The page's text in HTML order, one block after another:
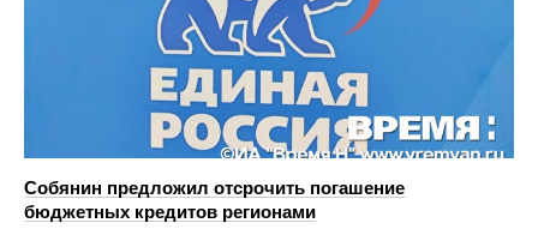
Собянин предложил отсрочить погашение
бюджетных кредитов регионами